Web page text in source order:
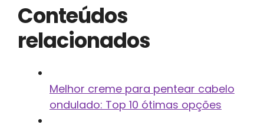
Conteúdos
relacionados
Melhor creme para pentear cabelo
ondulado: Top 10 ótimas opções